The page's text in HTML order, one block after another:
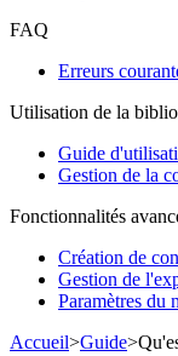
FAQ
Erreurs
Utilisation de la
Guide
Gestion de la
Fonctionnalités
Création de
Gestion de
Paramètres du
Accueil>Guide>